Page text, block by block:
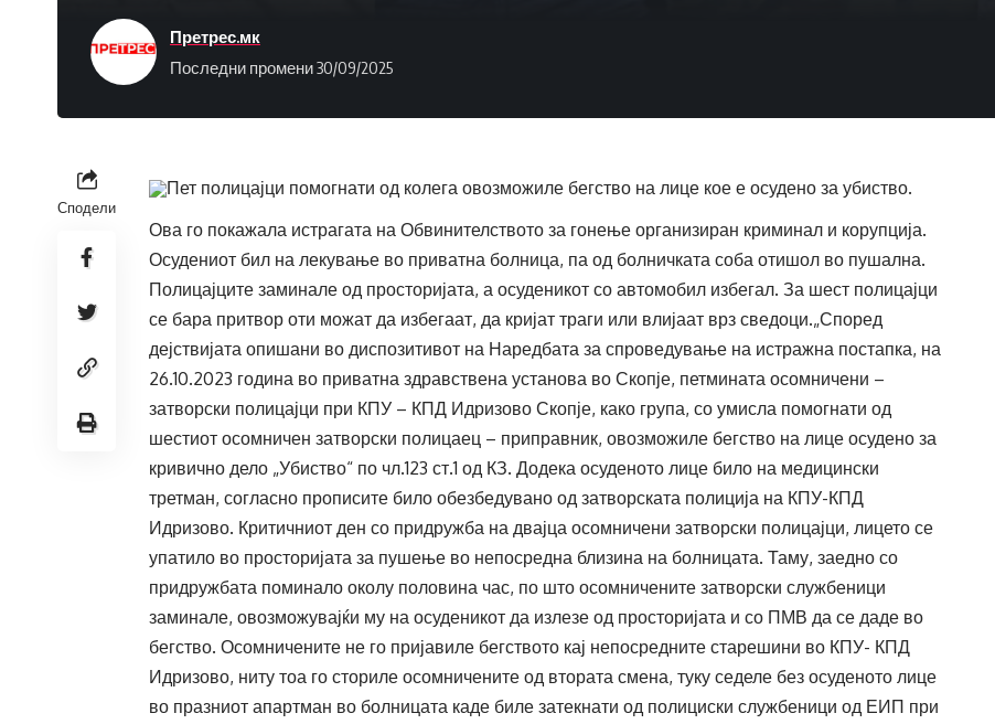
Последни промени 30/09/2025
Претрес.мк
Сподели
Пет полицајци помогнати од колега овозможиле бегство на лице кое е осудено за убиство.
Ова го покажала истрагата на Обвинителството за гонење организиран криминал и корупција.
Осудениот бил на лекување во приватна болница, па од болничката соба отишол во пушална.
Полицајците заминале од просторијата, а осуденикот со автомобил избегал. За шест полицајци
се бара притвор оти можат да избегаат, да кријат траги или влијаат врз сведоци.„Според
дејствијата опишани во диспозитивот на Наредбата за спроведување на истражна постапка, на
26.10.2023 година во приватна здравствена установа во Скопје, петмината осомничени –
затворски полицајци при КПУ – КПД Идризово Скопје, како група, со умисла помогнати од
шестиот осомничен затворски полицаец – приправник, овозможиле бегство на лице осудено за
кривично дело „Убиство“ по чл.123 ст.1 од КЗ. Додека осуденото лице било на медицински
третман, согласно прописите било обезбедувано од затворската полиција на КПУ-КПД
Идризово. Критичниот ден со придружба на двајца осомничени затворски полицајци, лицето се
упатило во просторијата за пушење во непосредна близина на болницата. Таму, заедно со
придружбата поминало околу половина час, по што осомничените затворски службеници
заминале, овозможувајќи му на осуденикот да излезе од просторијата и со ПМВ да се даде во
бегство. Осомничените не го пријавиле бегството кај непосредните старешини во КПУ- КПД
Идризово, ниту тоа го сториле осомничените од втората смена, туку седеле без осуденото лице
во празниот апартман во болницата каде биле затекнати од полициски службеници од ЕИП при